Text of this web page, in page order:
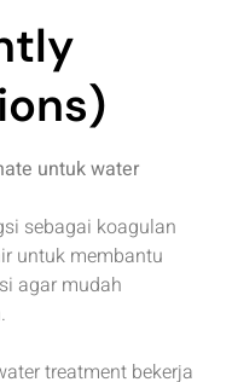
untuk water
sebagai koagulan
untuk membantu
agar mudah
treatment bekerja